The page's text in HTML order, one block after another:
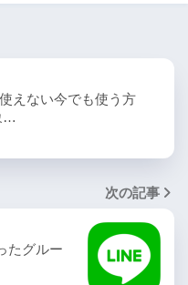
えない今でも使う方
…
次の記事
たグルー